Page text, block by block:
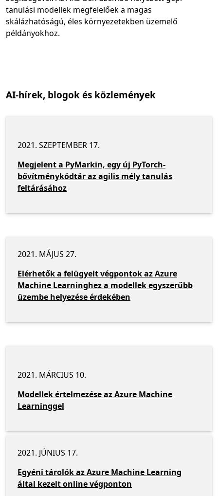
tanulási modellek megfelelőek a magas
skálázhatóságú, éles környezetekben üzemelő
példányokhoz.
AI-hírek, blogok és közlemények
2021. SZEPTEMBER 17.
Megjelent a PyMarkin, egy új PyTorch-
bővítménykódtár az agilis mély tanulás
feltárásához
2021. MÁJUS 27.
Elérhetők a felügyelt végpontok az Azure
Machine Learninghez a modellek egyszerűbb
üzembe helyezése érdekében
2021. MÁRCIUS 10.
Modellek értelmezése az Azure Machine
Learninggel
2021. JÚNIUS 17.
Egyéni tárolók az Azure Machine Learning
által kezelt online végponton